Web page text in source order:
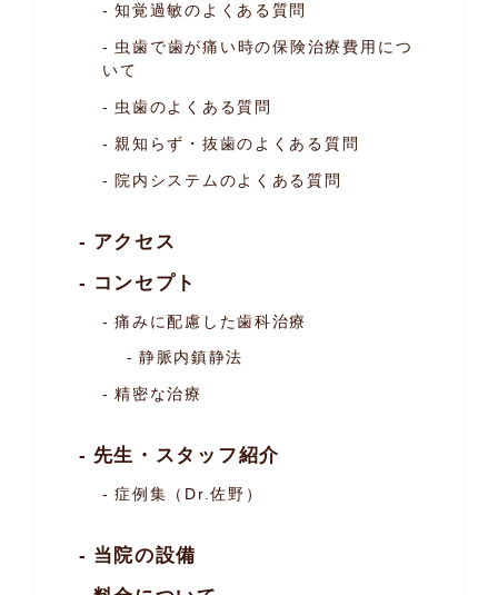
知覚過敏のよくある質問
虫歯で歯が痛い時の保険治療費用につ
いて
虫歯のよくある質問
親知らず・抜歯のよくある質問
院内システムのよくある質問
アクセス
コンセプト
痛みに配慮した歯科治療
静脈内鎮静法
精密な治療
先生・スタッフ紹介
症例集（Dr.佐野）
当院の設備